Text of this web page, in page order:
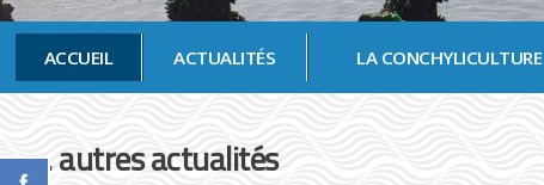
ACCUEIL ACTUALITÉS LA CONCHYLICULTURE
... autres actualités